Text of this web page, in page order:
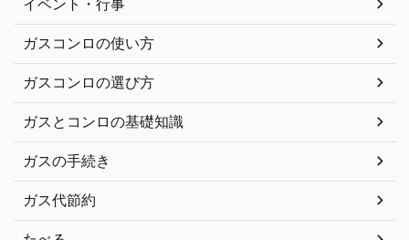
ガスコンロの使い方
ガスコンロの選び方
ガスとコンロの基礎知識
ガスの手続き
ガス代節約